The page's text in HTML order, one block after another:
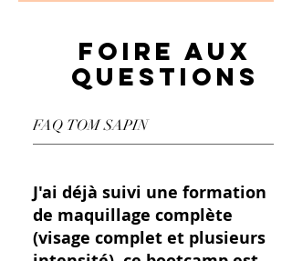
FOIRE AUX
QUESTIONS
J'ai déjà suivi une formation
de maquillage complète
(visage complet et plusieurs